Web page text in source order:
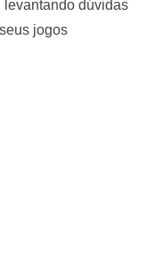
levantando dúvidas
jogos